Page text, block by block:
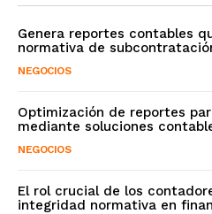
Genera reportes contables
normativa de
NEGOCIOS
Optimización de reportes
mediante soluciones
NEGOCIOS
El rol crucial de los
integridad normativa en